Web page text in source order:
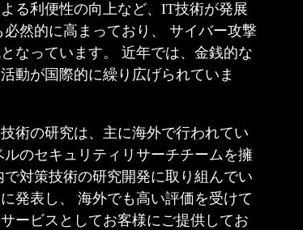
る利便性の向上など、IT技術が発展
然的に高まっており、 サイバー攻撃
なっています。 近年では、金銭的な
動が国際的に繰り広げられていま
術の研究は、主に海外で行われてい
のセキュリティリサーチチームを擁
対策技術の研究開発に取り組んでい
発表し、 海外でも高い評価を受けて
ービスとしてお客様にご提供してお